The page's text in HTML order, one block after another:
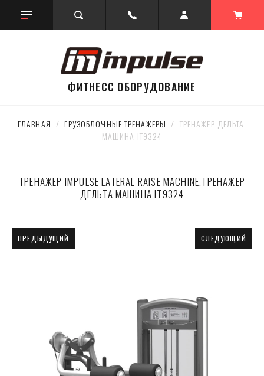
ФИТНЕСС ОБОРУДОВАНИЕ
ГЛАВНАЯ
  /
ГРУЗОБЛОЧНЫЕ ТРЕНАЖЕРЫ
  /  ТРЕНАЖЕР ДЕЛЬТА
МАШИНА IT9324
ТРЕНАЖЕР IMPULSE LATERAL RAISE MACHINE.ТРЕНАЖЕР
ДЕЛЬТА МАШИНА IT9324
ПРЕДЫДУЩИЙ СЛЕДУЮЩИЙ